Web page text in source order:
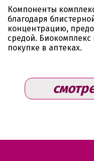
Компоненты
благодаря
концентрацию,
средой. Биокомплекс
покупке в аптеках.